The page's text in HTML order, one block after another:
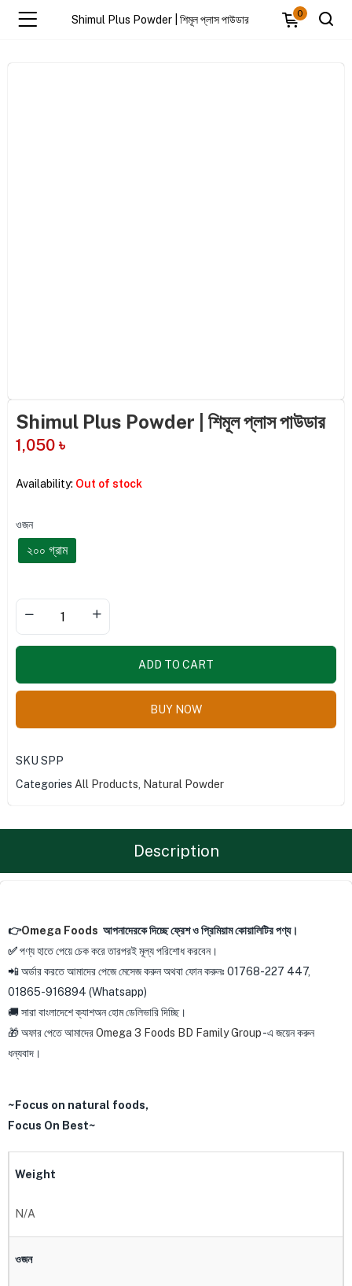
Shimul Plus Powder | শিমূল প্লাস পাউডার
0
Shimul Plus Powder | শিমূল প্লাস পাউডার
1,050 ৳
Availability: Out of stock
ওজন
২০০ গ্রাম
ADD TO CART
BUY NOW
SKU SPP
Categories All Products Natural Powder
Description
👉Omega Foods আপনাদেরকে দিচ্ছে ফ্রেশ ও প্রিমিয়াম কোয়ালিটির পণ্য।
✅পণ্য হাতে পেয়ে চেক করে তারপরই মূল্য পরিশোধ করবেন।
📲 অর্ডার করতে আমাদের পেজে মেসেজ করুন অথবা ফোন করুনঃ 01768-227 447,
01865-916894 (Whatsapp)
🚚 সারা বাংলাদেশে ক্যাশঅন হোম ডেলিভারি দিচ্ছি।
🎁 অফার পেতে আমাদেরOmega 3 Foods BD Family Group-এ জয়েন করুন
ধন্যবাদ।
~Focus on natural foods,
Focus On Best~
Weight
N/A
ওজন